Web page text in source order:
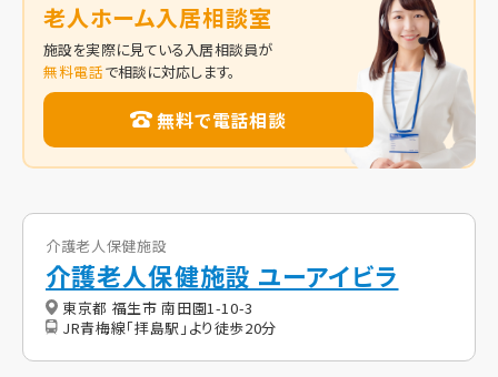
老人ホーム入居相談室
施設を実際に見ている入居相談員が
無料電話で相談に対応します。
無料で電話相談
介護老人保健施設
介護老人保健施設 ユーアイビラ
東京都 福生市 南田園1-10-3
JR青梅線「拝島駅」より徒歩20分